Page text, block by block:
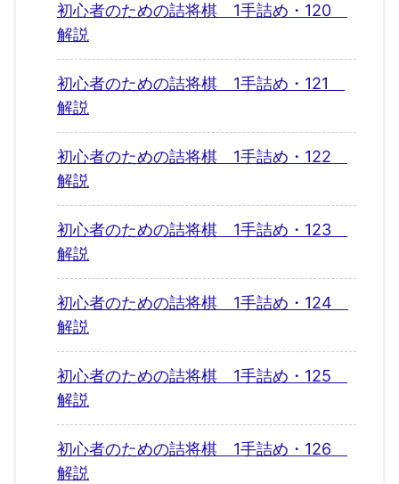
初心者のための詰将棋 1手詰め・120
解説
初心者のための詰将棋 1手詰め・121
解説
初心者のための詰将棋 1手詰め・122
解説
初心者のための詰将棋 1手詰め・123
解説
初心者のための詰将棋 1手詰め・124
解説
初心者のための詰将棋 1手詰め・125
解説
初心者のための詰将棋 1手詰め・126
解説